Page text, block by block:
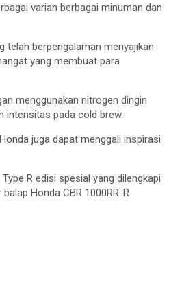
varian berbagai minuman dan
telah berpengalaman menyajikan
yang membuat para
menggunakan nitrogen dingin
intensitas pada cold brew.
juga dapat menggali inspirasi
R edisi spesial yang dilengkapi
Honda CBR 1000RR-R